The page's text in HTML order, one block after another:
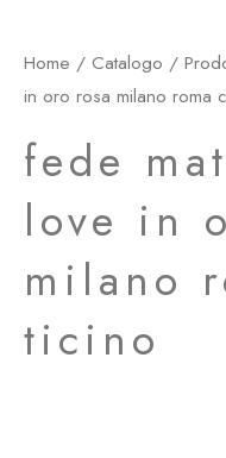
Home / Catalogo /
in oro rosa milano roma
fede
love in
milano
ticino